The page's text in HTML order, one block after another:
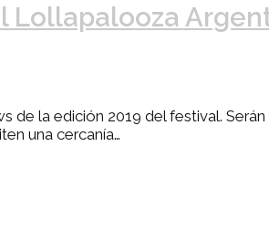
la edición 2019 del festival.
una cercanía…